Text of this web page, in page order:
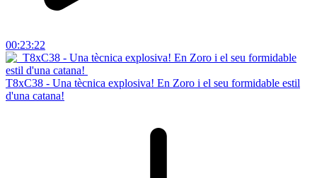
00:23:22
T8xC38 - Una tècnica explosiva! En Zoro i el seu formidable estil
d'una catana!